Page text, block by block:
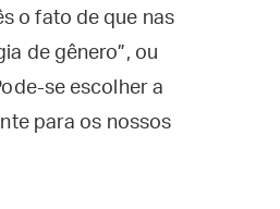
o fato de que nas
de gênero”, ou
se escolher a
para os nossos